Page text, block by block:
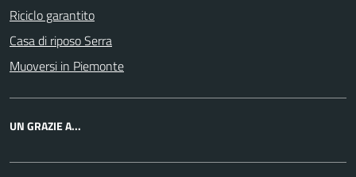
Riciclo garantito
Casa di riposo Serra
Muoversi in Piemonte
UN GRAZIE A...